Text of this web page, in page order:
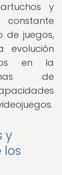
y
de juegos,
en la
de
y
los